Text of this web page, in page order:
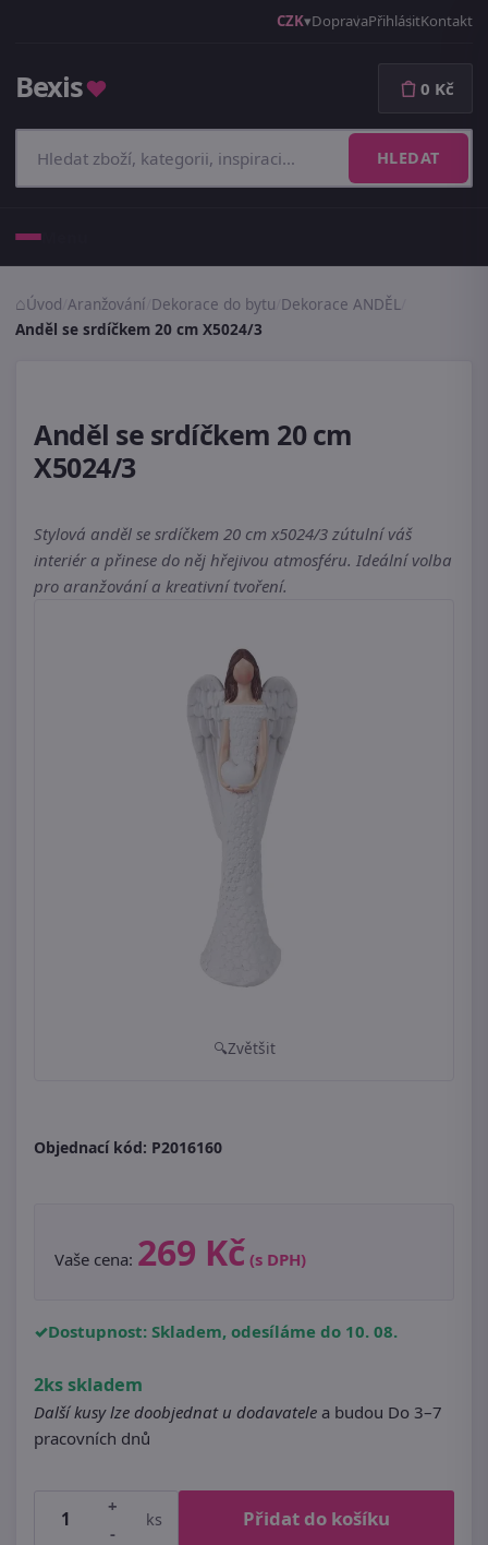
CZK DopravaPřihlásitKontakt
Bexis♥
HLEDAT
0 Kč
Úvod Aranžování Dekorace do bytu Dekorace ANDĚL
Anděl se srdíčkem 20 cm X5024/3
Anděl se srdíčkem 20 cm
X5024/3
Stylová anděl se srdíčkem 20 cm x5024/3 zútulní váš
interiér a přinese do něj hřejivou atmosféru. Ideální volba
pro aranžování a kreativní tvoření.
Zvětšit
Objednací kód: P2016160
Vaše cena: 269 Kč (s DPH)
Dostupnost: Skladem, odesíláme do 10. 08.
2ks skladem
Další kusy lze doobjednat u dodavatele a budou Do 3–7
pracovních dnů
+
-
ks Přidat do košíku